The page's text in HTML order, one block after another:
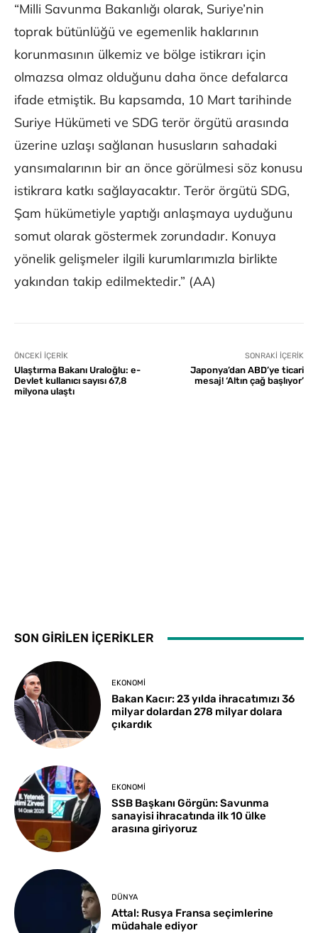
“Milli Savunma Bakanlığı olarak, Suriye’nin
toprak bütünlüğü ve egemenlik haklarının
korunmasının ülkemiz ve bölge istikrarı için
olmazsa olmaz olduğunu daha önce defalarca
ifade etmiştik. Bu kapsamda, 10 Mart tarihinde
Suriye Hükümeti ve SDG terör örgütü arasında
üzerine uzlaşı sağlanan hususların sahadaki
yansımalarının bir an önce görülmesi söz konusu
istikrara katkı sağlayacaktır. Terör örgütü SDG,
Şam hükümetiyle yaptığı anlaşmaya uyduğunu
somut olarak göstermek zorundadır. Konuya
yönelik gelişmeler ilgili kurumlarımızla birlikte
yakından takip edilmektedir.” (AA)
ÖNCEKI İÇERIK
Ulaştırma Bakanı Uraloğlu: e-
Devlet kullanıcı sayısı 67,8
milyona ulaştı
SONRAKI İÇERIK
Japonya’dan ABD’ye ticari
mesaj! ‘Altın çağ başlıyor’
SON GİRİLEN İÇERİKLER
EKONOMI
Bakan Kacır: 23 yılda ihracatımızı 36
milyar dolardan 278 milyar dolara
çıkardık
EKONOMI
SSB Başkanı Görgün: Savunma
sanayisi ihracatında ilk 10 ülke
arasına giriyoruz
DÜNYA
Attal: Rusya Fransa seçimlerine
müdahale ediyor